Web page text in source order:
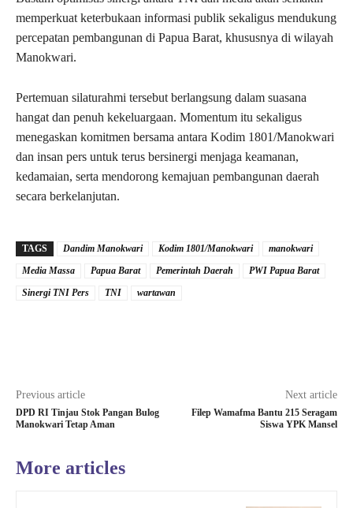
memperkuat keterbukaan informasi publik sekaligus mendukung
percepatan pembangunan di Papua Barat, khususnya di wilayah
Manokwari.
Pertemuan silaturahmi tersebut berlangsung dalam suasana
hangat dan penuh kekeluargaan. Momentum itu sekaligus
menegaskan komitmen bersama antara Kodim 1801/Manokwari
dan insan pers untuk terus bersinergi menjaga keamanan,
kedamaian, serta mendorong kemajuan pembangunan daerah
secara berkelanjutan.
TAGS Dandim Manokwari Kodim 1801/Manokwari
manokwari
Media Massa
Papua Barat Pemerintah Daerah
PWI Papua Barat
Sinergi TNI Pers
TNI wartawan
Previous article
DPD RI Tinjau Stok Pangan Bulog
Manokwari Tetap Aman
Next article
Filep Wamafma Bantu 215 Seragam
Siswa YPK Mansel
More articles